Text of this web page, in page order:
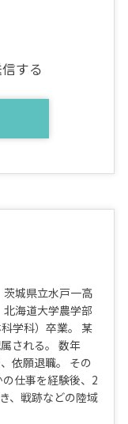
する
城県立水戸一高
海道大学農学部
学科）卒業。 某
される。 数年
依願退職。 その
仕事を経験後、2
、戦跡などの陸域